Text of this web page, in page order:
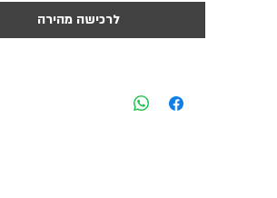
לרכישה מהירה